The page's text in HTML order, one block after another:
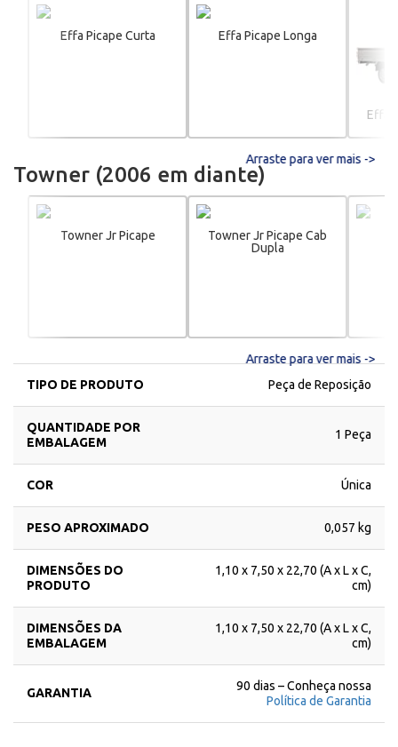
Effa Picape Curta Effa Picape Longa
Effa
Arraste para ver mais ->
Towner (2006 em diante)
Towner Jr Picape
Towner Jr Picape Cab
Dupla
Arraste para ver mais ->
TIPO DE PRODUTO
Peça de Reposição
QUANTIDADE POR
EMBALAGEM
1 Peça
COR Única
PESO APROXIMADO 0,057 kg
DIMENSÕES DO
PRODUTO
1,10 x 7,50 x 22,70 (A x L x C,
cm)
DIMENSÕES DA
EMBALAGEM
1,10 x 7,50 x 22,70 (A x L x C,
cm)
GARANTIA
90 dias – Conheça nossa
Política de Garantia